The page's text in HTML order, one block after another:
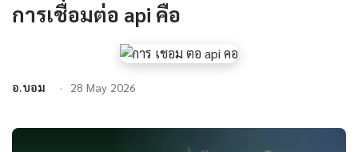
การเชื่อมต่อ api คือ
อ.บอม 28 May 2026